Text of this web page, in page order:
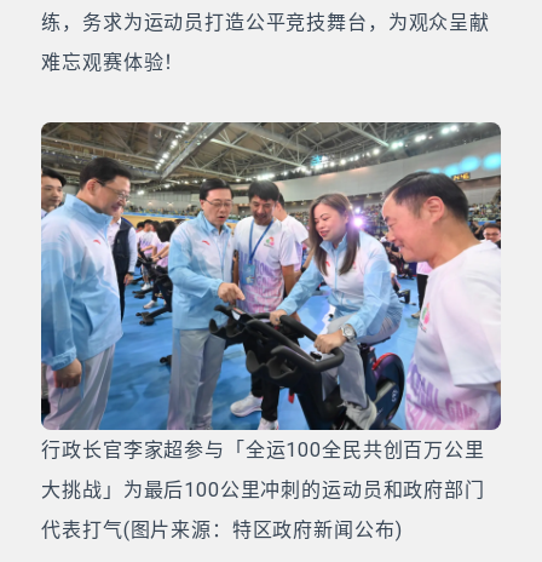
练，务求为运动员打造公平竞技舞台，为观众呈献
难忘观赛体验！
行政长官李家超参与「全运100全民共创百万公里
大挑战」为最后100公里冲刺的运动员和政府部门
代表打气(图片来源：特区政府新闻公布)